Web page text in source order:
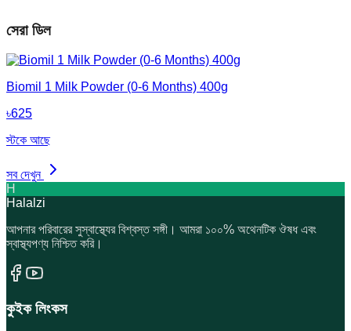
সেরা ডিল
Biomil 1 Milk Powder (0-6 Months) 400g
৳625
স্টকে আছে
সব দেখুন
H
Halalzi
আপনার পরিবারের সুস্বাস্থ্যের বিশ্বস্ত সঙ্গী। আমরা ১০০% অথেনটিক ঔষধ এবং
স্বাস্থ্যপণ্য নিশ্চিত করি।
কুইক লিংকস